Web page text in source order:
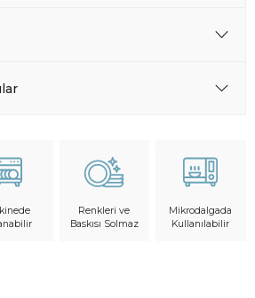
Renkleri ve
Baskısı Solmaz
Mikrodalgada
Kullanılabilir